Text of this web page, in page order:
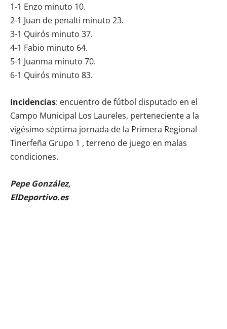
1-1 Enzo minuto 10.
2-1 Juan de penalti minuto 23.
3-1 Quirós minuto 37.
4-1 Fabio minuto 64.
5-1 Juanma minuto 70.
6-1 Quirós minuto 83.
Incidencias: encuentro de fútbol disputado en el
Campo Municipal Los Laureles, perteneciente a la
vigésimo séptima jornada de la Primera Regional
Tinerfeña Grupo 1 , terreno de juego en malas
condiciones.
Pepe González,
ElDeportivo.es